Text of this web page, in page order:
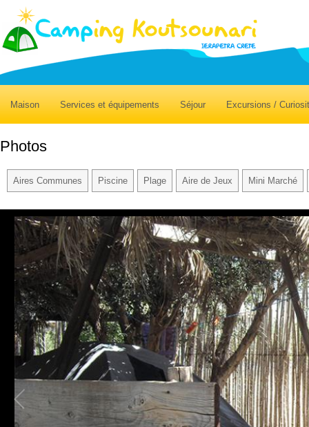
Maison Services et équipements Séjour Excursions /
Photos
Αires Communes Piscine Plage Aire de Jeux Mini Marché